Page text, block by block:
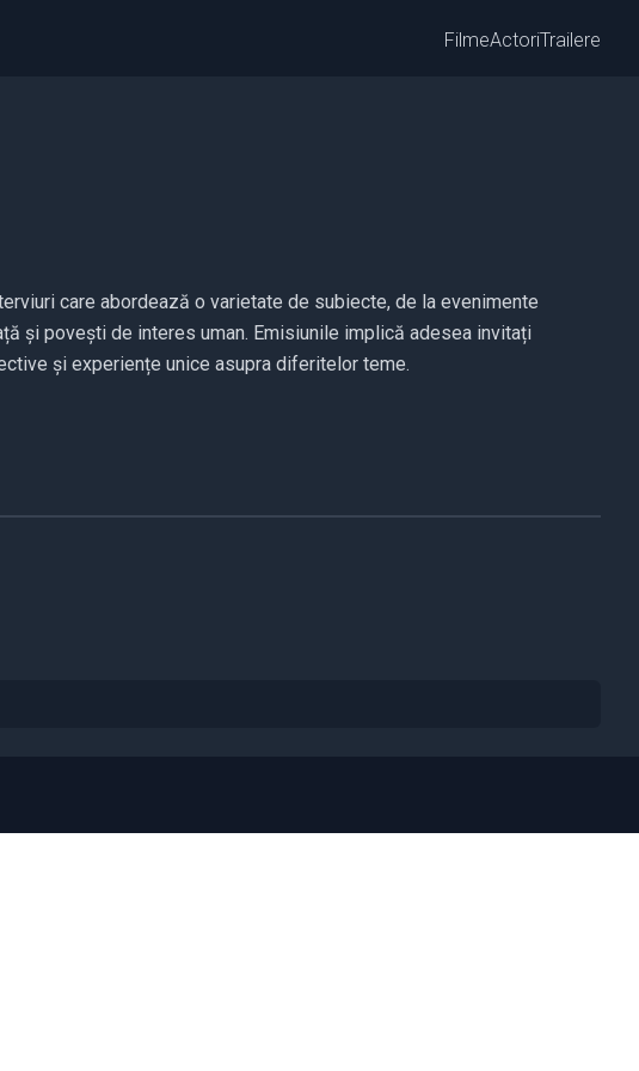
FilmeActoriTrailere
care abordează o varietate de subiecte, de la evenimente
și povești de interes uman. Emisiunile implică adesea invitați
și experiențe unice asupra diferitelor teme.